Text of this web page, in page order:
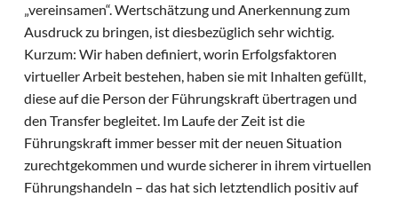
„vereinsamen“. Wertschätzung und Anerkennung zum
Ausdruck zu bringen, ist diesbezüglich sehr wichtig.
Kurzum: Wir haben definiert, worin Erfolgsfaktoren
virtueller Arbeit bestehen, haben sie mit Inhalten gefüllt,
diese auf die Person der Führungskraft übertragen und
den Transfer begleitet. Im Laufe der Zeit ist die
Führungskraft immer besser mit der neuen Situation
zurechtgekommen und wurde sicherer in ihrem virtuellen
Führungshandeln – das hat sich letztendlich positiv auf